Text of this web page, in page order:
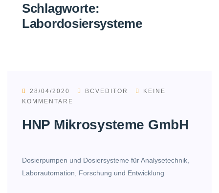
Schlagworte:
Labordosiersysteme
28/04/2020 BCVEDITOR
KEINE
KOMMENTARE
HNP Mikrosysteme GmbH
Dosierpumpen und Dosiersysteme für Analysetechnik,
Laborautomation, Forschung und Entwicklung